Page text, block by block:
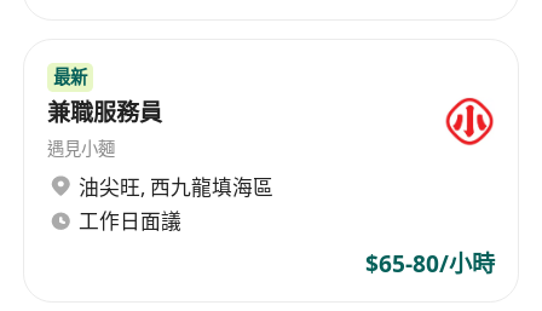
最新
兼職服務員
遇見小麵
油尖旺, 西九龍填海區
工作日面議
$65-80/小時